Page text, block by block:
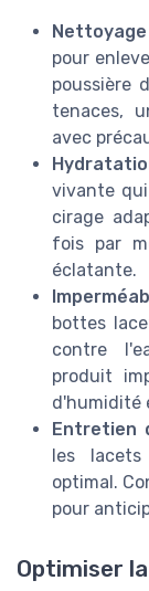
pour
poussière
tenaces,
avec
vivante
cirage
fois par
éclatante.
bottes
contre
produit
d'humidité
Entretien
les
optimal.
pour
Optimiser